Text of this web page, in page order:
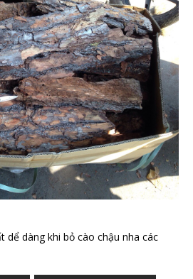
dể dàng khi bỏ cào chậu nha các